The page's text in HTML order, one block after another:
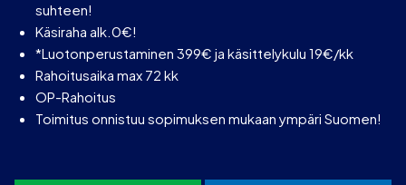
suhteen!
Käsiraha alk.0€!
*Luotonperustaminen 399€ ja käsittelykulu 19€/kk
Rahoitusaika max 72 kk
OP-Rahoitus
Toimitus onnistuu sopimuksen mukaan ympäri Suomen!